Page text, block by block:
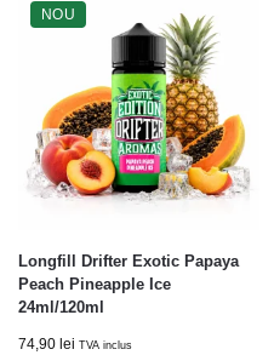
NOU
Longfill Drifter Exotic Papaya
Peach Pineapple Ice
24ml/120ml
74,90 lei TVA inclus